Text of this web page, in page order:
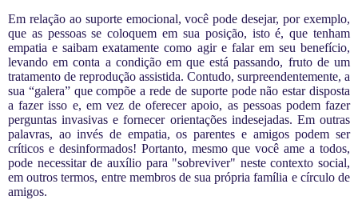
Em relação ao suporte emocional, você pode desejar, por exemplo,
que as pessoas se coloquem em sua posição, isto é, que tenham
empatia e saibam exatamente como agir e falar em seu benefício,
levando em conta a condição em que está passando, fruto de um
tratamento de reprodução assistida. Contudo, surpreendentemente, a
sua “galera” que compõe a rede de suporte pode não estar disposta
a fazer isso e, em vez de oferecer apoio, as pessoas podem fazer
perguntas invasivas e fornecer orientações indesejadas. Em outras
palavras, ao invés de empatia, os parentes e amigos podem ser
críticos e desinformados! Portanto, mesmo que você ame a todos,
pode necessitar de auxílio para "sobreviver" neste contexto social,
em outros termos, entre membros de sua própria família e círculo de
amigos.